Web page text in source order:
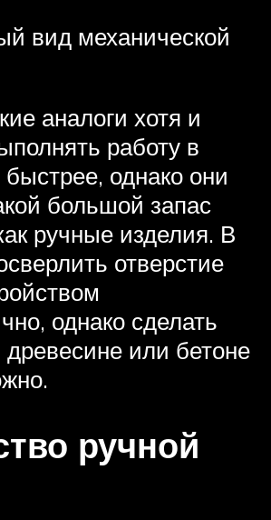
вид механической
аналоги хотя и
работу в
быстрее, однако они
большой запас
ручные изделия. В
отверстие
однако сделать
древесине или бетоне
ручной